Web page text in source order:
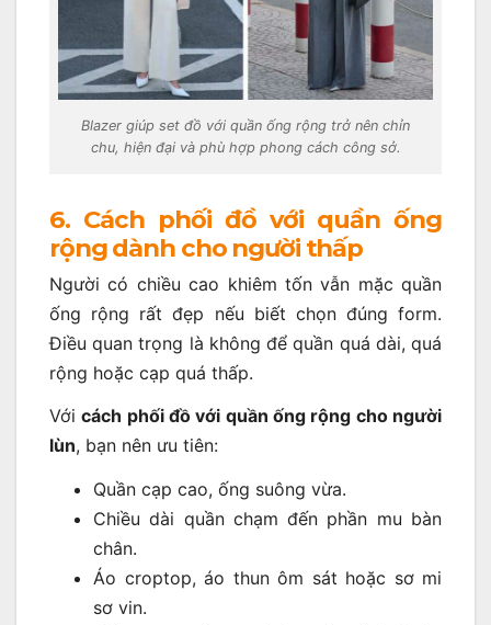
Blazer giúp set đồ với quần ống rộng trở nên chỉn
chu, hiện đại và phù hợp phong cách công sở.
6. Cách phối đồ với quần ống
rộng dành cho người thấp
Người có chiều cao khiêm tốn vẫn mặc quần
ống rộng rất đẹp nếu biết chọn đúng form.
Điều quan trọng là không để quần quá dài, quá
rộng hoặc cạp quá thấp.
Vớicách phối đồ với quần ống rộng cho người
lùn, bạn nên ưu tiên:
Quần cạp cao, ống suông vừa.
Chiều dài quần chạm đến phần mu bàn
chân.
Áo croptop, áo thun ôm sát hoặc sơ mi
sơ vin.